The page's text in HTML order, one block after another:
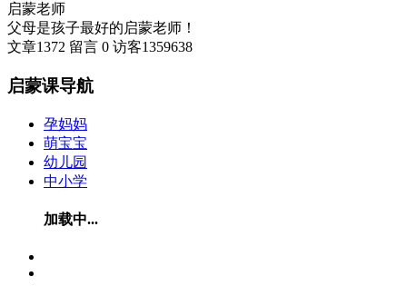
启蒙老师
父母是孩子最好的启蒙老师！
文章1372 留言 0 访客1359638
启蒙课导航
孕妈妈
萌宝宝
幼儿园
中小学
加载中...